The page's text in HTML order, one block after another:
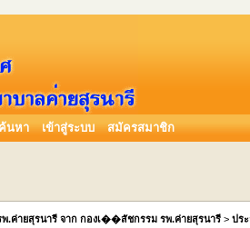
นหา เข้าสู่ระบบ สมัครสมาชิก
พ.ค่ายสุรนารี จาก กองเ��สัชกรรม รพ.ค่ายสุรนารี > ปร